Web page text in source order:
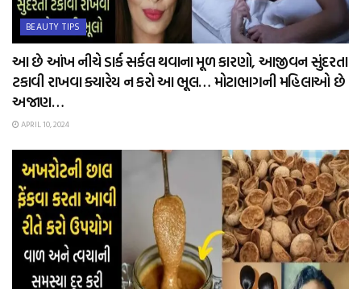
BEAUTY TIPS
આ છે આંખ નીચે ડાર્ક સર્કલ થવાના મૂળ કારણો, આજીવન સુંદરતા
ટકાવી રાખવા ક્યારેય ન કરો આ ભૂલ… મોટાભાગની મહિલાઓ છે
અજાણ…
APRIL 10, 2024